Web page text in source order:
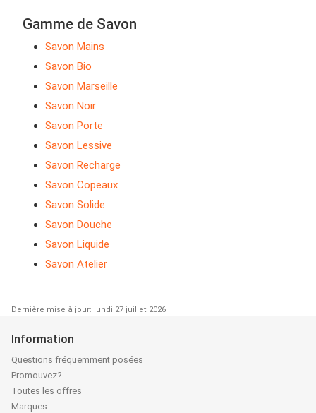
Gamme de Savon
Savon Mains
Savon Bio
Savon Marseille
Savon Noir
Savon Porte
Savon Lessive
Savon Recharge
Savon Copeaux
Savon Solide
Savon Douche
Savon Liquide
Savon Atelier
Dernière mise à jour: lundi 27 juillet 2026
Information
Questions fréquemment posées
Promouvez?
Toutes les offres
Marques